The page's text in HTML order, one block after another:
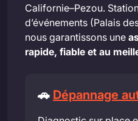
Californie–Pezou.
d’événements (Palais
nous garantissons une
rapide, fiable et au
🚗 Dépannage